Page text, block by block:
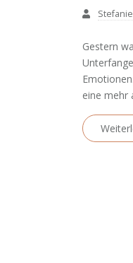
Gestern
eine mehr